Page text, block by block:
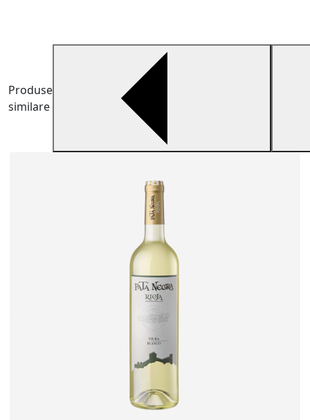
Produse
similare